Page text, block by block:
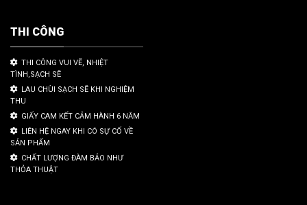
THI CÔNG
THI CÔNG VUI VẼ, NHIỆT
TÌNH,SẠCH SẼ
LAU CHÙI SẠCH SẼ KHI NGHIỆM
THU
GIẤY CAM KẾT CẢM HÀNH 6 NĂM
LIÊN HỆ NGAY KHI CÓ SỰ CỐ VỀ
SẢN PHẨM
CHẤT LƯỢNG ĐÀM BẢO NHƯ
THỎA THUẬT